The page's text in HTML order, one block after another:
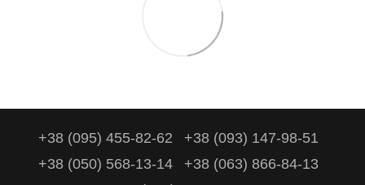
+38 (095) 455-82-62
+38 (093) 147-98-51
+38 (050) 568-13-14
+38 (063) 866-84-13